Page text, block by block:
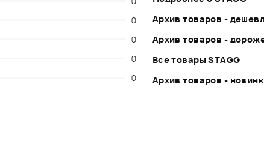
0
0
0
0
Архив товаров -
Архив товаров -
Все товары STAGG
Архив товаров -